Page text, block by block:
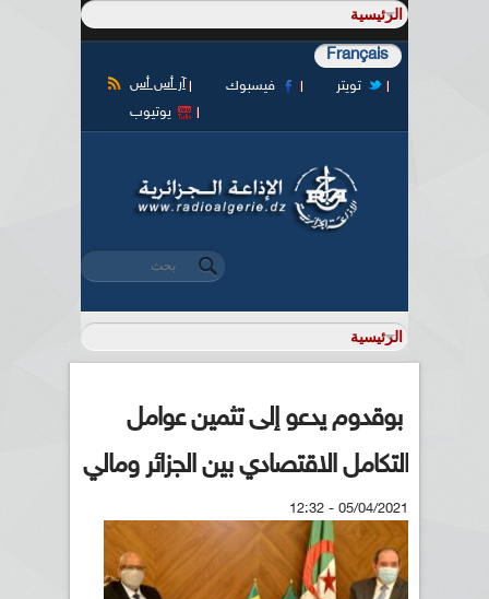
Français
آر أس أس فيسبوك
تويتر
يوتيوب
استمارة البحث
‏بحث ‏
بوقدوم يدعو إلى تثمين عوامل
التكامل الاقتصادي بين الجزائر ومالي
05/04/2021 - 12:32